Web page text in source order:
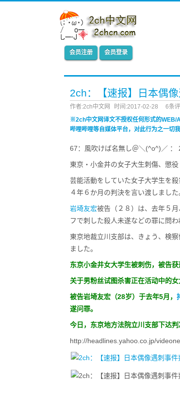
会员注册 会员登录
2ch：【速报】日本偶
作者:2ch中文网 时间:2017-02-28
6条
※2ch中文网译文不授权任何形式的WEB/
哔哩哔哩等自媒体平台，对此行为之一切
67：風吹けば名無し＠＼(^o^)／
東京・小金井の女子大生刺傷、懲
芸能活動をしていた女子大学生を
４年６か月の判決を言い渡しました
岩埼友宏被告（２８）は、去年５
フで刺した殺人未遂などの罪に問わ
東京地裁立川支部は、きょう、検
ました。
东京小金井女大学生被刺伤，被告获
关于男粉丝试图杀害正在活动中的
被告岩埼友宏（28岁）于去年5月，
遂问罪。
今日，东京地方法院立川支部下达
http://headlines.yahoo.co.jp/